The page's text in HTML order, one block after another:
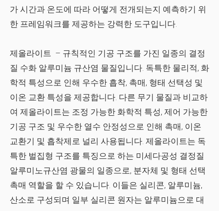
가 시간과 온도에 따라 어떻게 전개되는지 예측하기 위
한 프레임워크를 제공하는 강력한 도구입니다.
제올라이트 – 규칙적인 기공 구조를 가진 일종의 결정
질 수화 알루미늄 규산염 물질입니다. 독특한 물리적, 화
학적 특성으로 인해 우수한 흡착, 촉매, 형태 선택성 및
이온 교환 특성을 제공합니다. 다른 무기 물질과 비교하
여 제올라이트는 조정 가능한 화학적 특성, 제어 가능한
기공 구조 및 우수한 열수 안정성으로 인해 촉매, 이온
교환기 및 흡착제로 널리 사용됩니다. 제올라이트는 독
특한 벌집형 구조를 특징으로 하는 미세다공성 결정질
알루미노규산염 광물의 일종으로, 분자체 및 형태 선택
촉매 역할을 할 수 있습니다. 이들은 실리콘, 알루미늄,
산소로 구성되며 일부 실리콘 원자는 알루미늄으로 대